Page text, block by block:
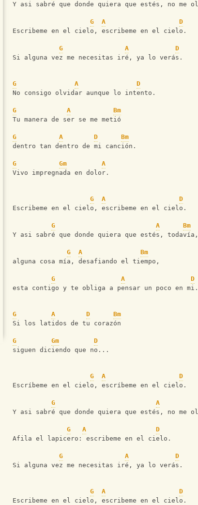
Y asi sabré que donde quiera que estés, no me
G A
D
Escribeme en el cielo, escribeme en el cielo.
G A
D
Si alguna vez me necesitas iré, ya lo verás.
G A
D
No consigo olvidar aunque lo intento.
G A
Bm
Tu manera de ser se me metió
G A D
Bm
dentro tan dentro de mi canción.
G Gm
A
Vivo impregnada en dolor.
G A
D
Escribeme en el cielo, escribeme en el cielo.
G A
Bm
Y asi sabré que donde quiera que estés, todavía,
G A
Bm
alguna cosa mía, desafiando el tiempo,
G A
D
esta contigo y te obliga a pensar un poco en mi.
G A D
Bm
Si los latidos de tu corazón
G Gm
D
siguen diciendo que no...
G A
D
Escríbeme en el cielo, escríbeme en el cielo.
G
A
Y asi sabré que donde quiera que estés, no me
G A
D
Afila el lapicero: escribeme en el cielo.
G A
D
Si alguna vez me necesitas iré, ya lo verás.
G A
D
Escribeme en el cielo, escribeme en el cielo.